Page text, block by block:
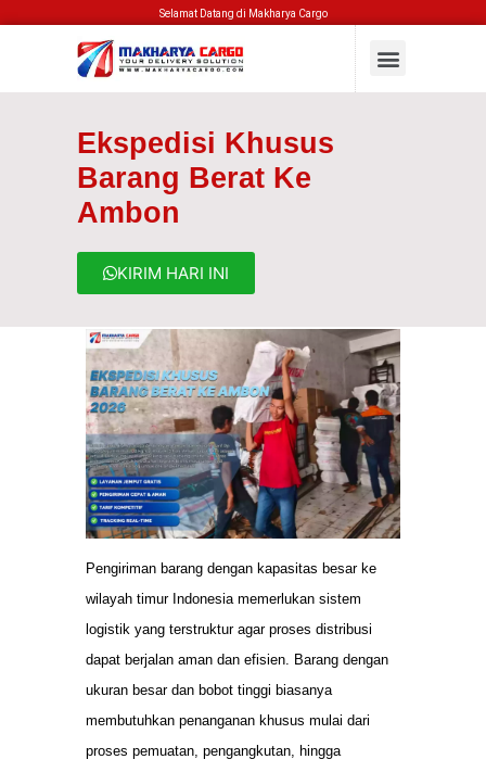
Selamat Datang di Makharya Cargo
Ekspedisi Khusus
Barang Berat Ke
Ambon
KIRIM HARI INI
Pengiriman barang dengan kapasitas besar ke
wilayah timur Indonesia memerlukan sistem
logistik yang terstruktur agar proses distribusi
dapat berjalan aman dan efisien. Barang dengan
ukuran besar dan bobot tinggi biasanya
membutuhkan penanganan khusus mulai dari
proses pemuatan, pengangkutan, hingga